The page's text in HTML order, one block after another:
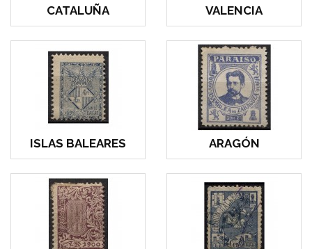
CATALUÑA VALENCIA
ISLAS BALEARES ARAGÓN